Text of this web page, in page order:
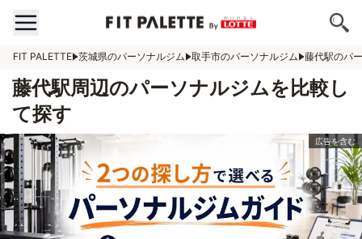
FIT PALETTE 茨城県のパーソナルジム 取手市のパーソナルジム 藤代駅のパ
藤代駅周辺のパーソナルジムを比較し
て探す